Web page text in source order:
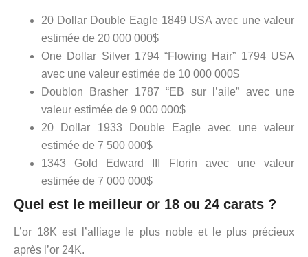
20 Dollar Double Eagle 1849 USA avec une valeur
estimée de 20 000 000$
One Dollar Silver 1794 “Flowing Hair” 1794 USA
avec une valeur estimée de 10 000 000$
Doublon Brasher 1787 “EB sur l’aile” avec une
valeur estimée de 9 000 000$
20 Dollar 1933 Double Eagle avec une valeur
estimée de 7 500 000$
1343 Gold Edward III Florin avec une valeur
estimée de 7 000 000$
Quel est le meilleur or 18 ou 24 carats ?
L’or 18K est l’alliage le plus noble et le plus précieux
après l’or 24K.